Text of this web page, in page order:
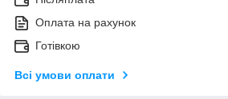
Оплата на рахунок
Готівкою
Всі умови оплати